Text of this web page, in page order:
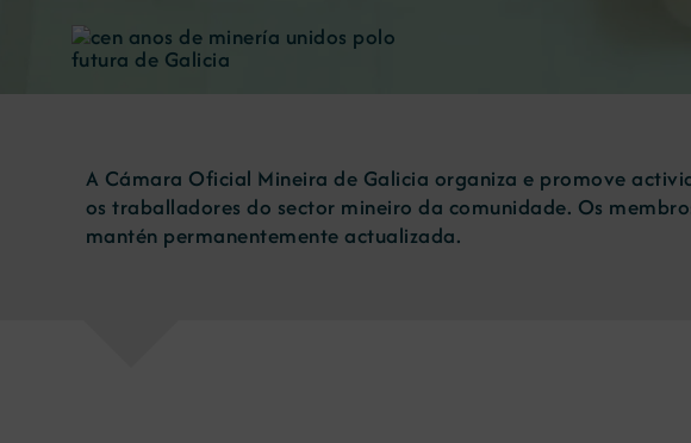
A Cámara Oficial Mineira de Galicia organiza e promove
os traballadores do sector mineiro da comunidade. Os
mantén permanentemente actualizada.